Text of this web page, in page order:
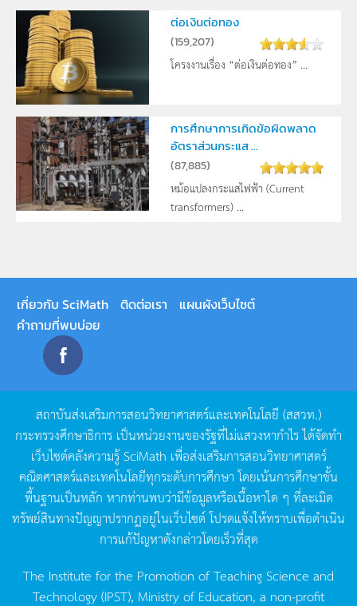
ต่อเงินต่อทอง
(159,207)
โครงงานเรื่อง “ต่อเงินต่อทอง” ...
การศึกษาการเกิดข้อผิดพลาด
อัตราส่วนกระแส ...
(87,885)
หม้อแปลงกระแสไฟฟ้า (Current
transformers) ...
เกี่ยวกับ SciMath ติดต่อเรา
แผนผังเว็บไซต์
คำถามที่พบบ่อย
สถาบันส่งเสริมการสอนวิทยาศาสตร์และเทคโนโลยี (สสวท.)
กระทรวงศึกษาธิการ เป็นหน่วยงานของรัฐที่ไม่แสวงหากำไรได้จัดทำ
เว็บไซต์คลังความรู้SciMath เพื่อส่งเสริมการสอนวิทยาศาสตร์
คณิตศาสตร์และเทคโนโลยีทุกระดับการศึกษา โดยเน้นการศึกษาขั้น
พื้นฐานเป็นหลัก หากท่านพบว่ามีข้อมูลหรือเนื้อหาใด ๆ ที่ละเมิด
ทรัพย์สินทางปัญญาปรากฏอยู่ในเว็บไซต์โปรดแจ้งให้ทราบเพื่อดำเนิน
การแก้ปัญหาดังกล่าวโดยเร็วที่สุด
The Institute for the Promotion of Teaching Science and
Technology (IPST), Ministry of Education, a non-profit